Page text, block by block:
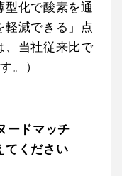
型化で酸素を通
軽減できる」点
、当社従来比で
。）
ードマッチ
てください